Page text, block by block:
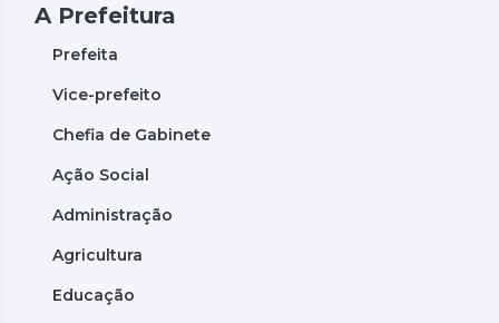
A Prefeitura
Prefeita
Vice-prefeito
Chefia de Gabinete
Ação Social
Administração
Agricultura
Educação